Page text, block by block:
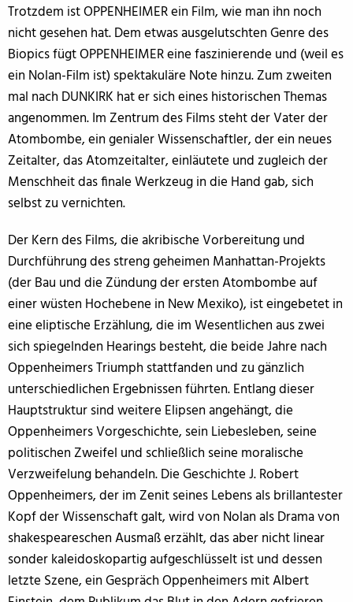
Trotzdem ist OPPENHEIMER ein Film, wie man ihn noch
nicht gesehen hat. Dem etwas ausgelutschten Genre des
Biopics fügt OPPENHEIMER eine faszinierende und (weil es
ein Nolan-Film ist) spektakuläre Note hinzu. Zum zweiten
mal nach DUNKIRK hat er sich eines historischen Themas
angenommen. Im Zentrum des Films steht der Vater der
Atombombe, ein genialer Wissenschaftler, der ein neues
Zeitalter, das Atomzeitalter, einläutete und zugleich der
Menschheit das finale Werkzeug in die Hand gab, sich
selbst zu vernichten.
Der Kern des Films, die akribische Vorbereitung und
Durchführung des streng geheimen Manhattan-Projekts
(der Bau und die Zündung der ersten Atombombe auf
einer wüsten Hochebene in New Mexiko), ist eingebetet in
eine eliptische Erzählung, die im Wesentlichen aus zwei
sich spiegelnden Hearings besteht, die beide Jahre nach
Oppenheimers Triumph stattfanden und zu gänzlich
unterschiedlichen Ergebnissen führten. Entlang dieser
Hauptstruktur sind weitere Elipsen angehängt, die
Oppenheimers Vorgeschichte, sein Liebesleben, seine
politischen Zweifel und schließlich seine moralische
Verzweifelung behandeln. Die Geschichte J. Robert
Oppenheimers, der im Zenit seines Lebens als brillantester
Kopf der Wissenschaft galt, wird von Nolan als Drama von
shakespeareschen Ausmaß erzählt, das aber nicht linear
sonder kaleidoskopartig aufgeschlüsselt ist und dessen
letzte Szene, ein Gespräch Oppenheimers mit Albert